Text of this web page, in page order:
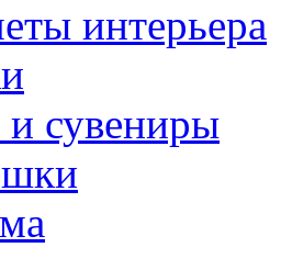
интерьера
сувениры